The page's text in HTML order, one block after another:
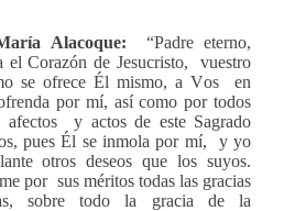
Alacoque: “Padre eterno,
Corazón de Jesucristo, vuestro
se ofrece Él mismo, a Vos en
por mí, así como por todos
afectos y actos de este Sagrado
pues Él se inmola por mí, y yo
otros deseos que los suyos.
por sus méritos todas las gracias
sobre todo la gracia de la